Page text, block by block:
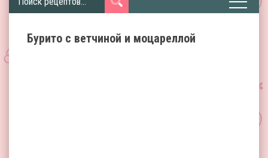
Бурито с ветчиной и моцареллой